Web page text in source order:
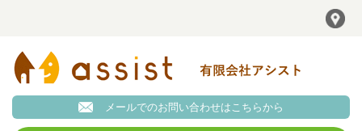
メールでのお問い合わせはこちらから